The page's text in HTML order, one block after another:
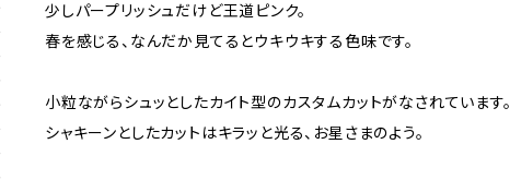
少しパープリッシュだけど王道ピンク。
春を感じる、なんだか見てるとウキウキする色味です。
小粒ながらシュッとしたカイト型のカスタムカットがなされています。
シャキーンとしたカットはキラッと光る、お星さまのよう。